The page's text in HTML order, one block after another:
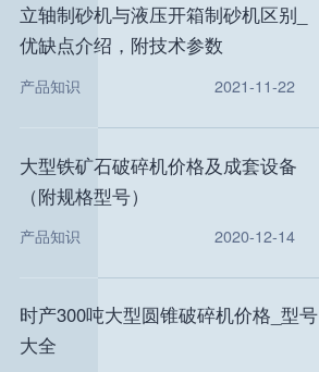
立轴制砂机与液压开箱制砂机区别_
优缺点介绍，附技术参数
产品知识 2021-11-22
大型铁矿石破碎机价格及成套设备
（附规格型号）
产品知识 2020-12-14
时产300吨大型圆锥破碎机价格_型号
大全